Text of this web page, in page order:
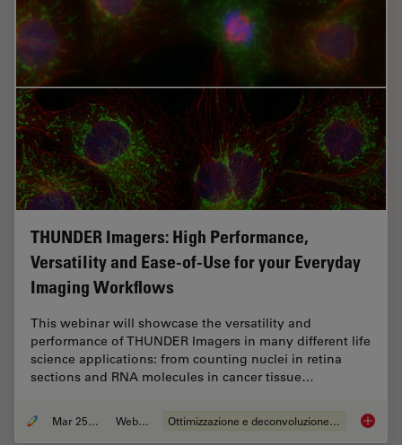
THUNDER Imagers: High Performance,
Versatility and Ease-of-Use for your Everyday
Imaging Workflows
This webinar will showcase the versatility and
performance of THUNDER Imagers in many different life
science applications: from counting nuclei in retina
sections and RNA molecules in cancer tissue…
Mar 25, 2020 Webinar: Ottimizzazione e deconvoluzione delle immagini